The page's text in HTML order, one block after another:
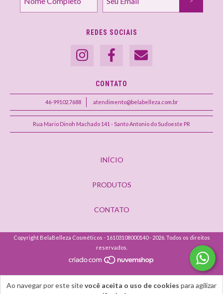
Ao navegar por este sitevocê aceita o uso de cookies para agilizar
REDES SOCIAIS
CONTATO
46-99102.7688 atendimento@belabelleza.com.br
Rua Mario Dinoh Machado 141 - Santo Antonio do Sudoeste PR
INÍCIO
PRODUTOS
CONTATO
Copyright BelaBelleza Cosméticos - 16103108000140 - 2026. Todos os direitos
reservados.